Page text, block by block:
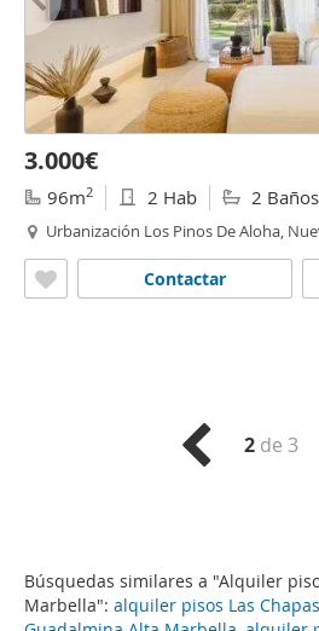
Búsquedas similares a "Alquiler
Marbella": alquiler pisos Las
3.000€
96m2 2 Hab 2 Baños
Urbanización Los Pinos De Aloha,
Contactar
2de 3